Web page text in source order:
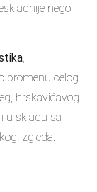
nego
,
promenu celog
hrskavičavog
u skladu sa
izgleda.